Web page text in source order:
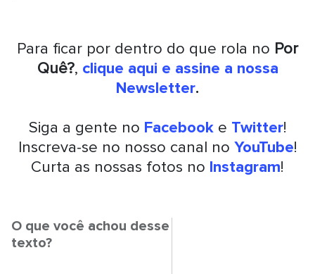
Para ficar por dentro do que rola no Por
Quê?, clique aqui e assine a nossa
Newsletter.
Siga a gente no Facebooke Twitter!
Inscreva-se no nosso canal no YouTube!
Curta as nossas fotos no Instagram!
O que você achou desse
texto?